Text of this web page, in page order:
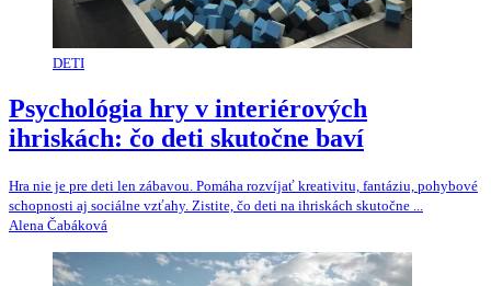
DETI
Psychológia hry v interiérových
ihriskách: čo deti skutočne baví
Hra nie je pre deti len zábavou. Pomáha rozvíjať kreativitu, fantáziu, pohybové
schopnosti aj sociálne vzťahy. Zistite, čo deti na ihriskách skutočne ...
Alena Čabáková